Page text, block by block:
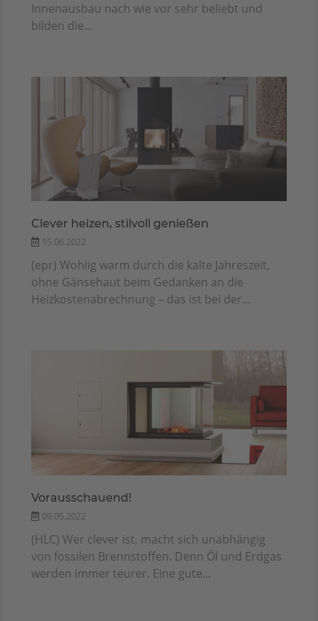
Innenausbau nach wie vor sehr beliebt und
bilden die...
Clever heizen, stilvoll genießen
15.06.2022
(epr) Wohlig warm durch die kalte Jahreszeit,
ohne Gänsehaut beim Gedanken an die
Heizkostenabrechnung – das ist bei der...
Vorausschauend!
09.05.2022
(HLC) Wer clever ist, macht sich unabhängig
von fossilen Brennstoffen. Denn Öl und Erdgas
werden immer teurer. Eine gute...